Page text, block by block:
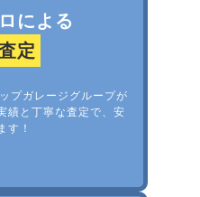
による
定
プガレージグループが
績と丁寧な査定で、安
す！